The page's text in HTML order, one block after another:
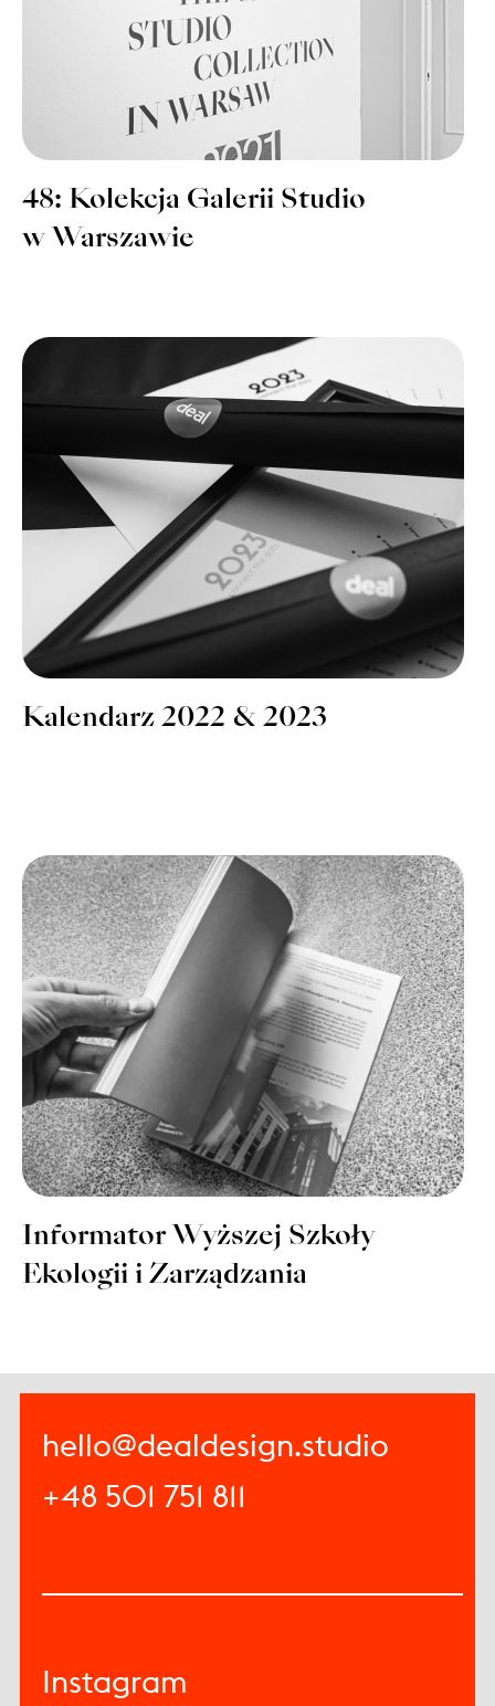
48: Kolekcja Galerii Studio
w Warszawie
Kalendarz 2022 & 2023
Informator Wyższej Szkoły
Ekologii i Zarządzania
hello@dealdesign.studio
+48 501 751 811
Instagram